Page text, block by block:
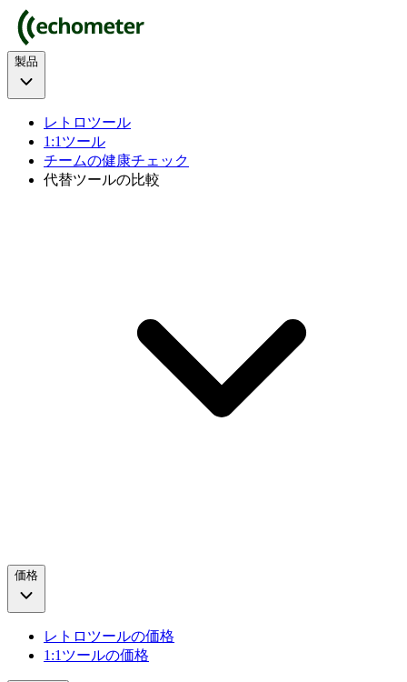
製品
レトロツール
1:1ツール
チームの健康チェック
代替ツールの比較
価格
レトロツールの価格
1:1ツールの価格